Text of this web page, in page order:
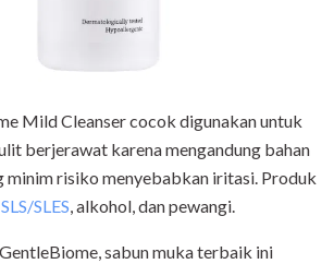
Mild Cleanser cocok digunakan untuk
berjerawat karena mengandung bahan
minim risiko menyebabkan iritasi. Produk
SLS/SLES, alkohol, dan pewangi.
sabun muka terbaik ini